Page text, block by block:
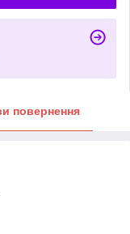
повернення